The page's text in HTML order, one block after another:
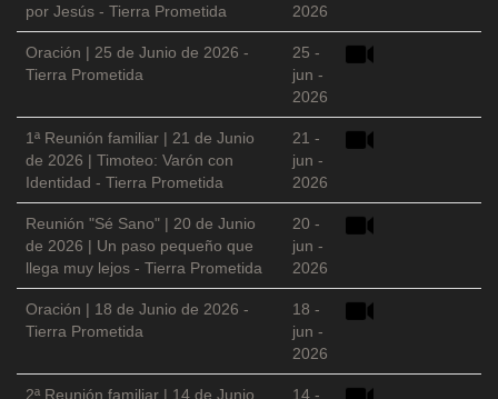
por Jesús - Tierra Prometida
2026
Oración | 25 de Junio de 2026 -
Tierra Prometida
25 -
jun -
2026
1ª Reunión familiar | 21 de Junio
de 2026 | Timoteo: Varón con
Identidad - Tierra Prometida
21 -
jun -
2026
Reunión "Sé Sano" | 20 de Junio
de 2026 | Un paso pequeño que
llega muy lejos - Tierra Prometida
20 -
jun -
2026
Oración | 18 de Junio de 2026 -
Tierra Prometida
18 -
jun -
2026
2ª Reunión familiar | 14 de Junio
14 -